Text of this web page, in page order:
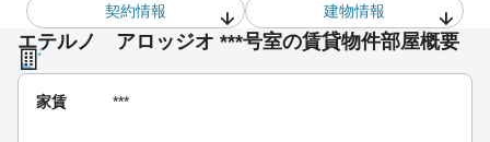
契約情報
建物情報
エテルノ アロッジオ ***号室の賃貸物件部屋概要
家賃 ***